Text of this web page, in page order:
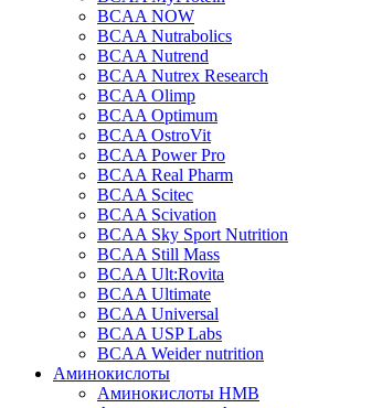
BCAA NOW
BCAA Nutrabolics
BCAA Nutrend
BCAA Nutrex Research
BCAA Olimp
BCAA Optimum
BCAA OstroVit
BCAA Power Pro
BCAA Real Pharm
BCAA Scitec
BCAA Scivation
BCAA Sky Sport Nutrition
BCAA Still Mass
BCAA Ult:Rovita
BCAA Ultimate
BCAA Universal
BCAA USP Labs
BCAA Weider nutrition
Аминокислоты
Аминокислоты HMB